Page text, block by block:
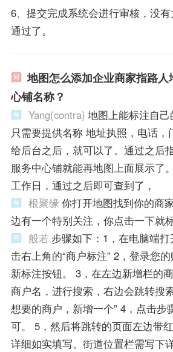
6、提交完成系统会进行审核，没
通过了。
地图怎么添加企业商家指路人
心铺名称？
Yang(contra) 地图上能标注自己
只需要提供名称 地址执照，电话，
给后台之后，就可以了。通过之后
服务中心铺就能再地图上面展示了
工作日，通过之后即可查到了，
根聚缘你打开地图找到你的商
边有一个特别关注，你点击一下就
般若 步骤如下：1，在电脑端
击右上角的“商户标注” 2，登录您
新标注按钮。 3，在左边新增栏的
商户名，进行搜索，右边会跳转搜
想要的商户，新增一个” 4，点击步
可。 5，然后将跳转的页面左边带
详细如实填写。街道位置栏需写下